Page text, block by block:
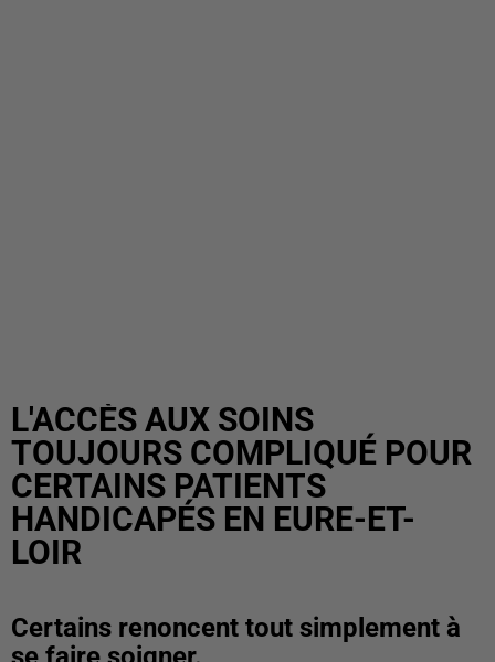
L'ACCÈS AUX SOINS
TOUJOURS COMPLIQUÉ POUR
CERTAINS PATIENTS
HANDICAPÉS EN EURE-ET-
LOIR
Certains renoncent tout simplement à